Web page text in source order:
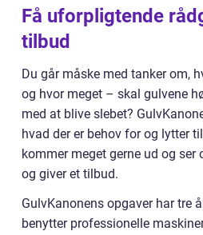
Få uforpligtende
tilbud
Du går måske med tanker om,
og hvor meget – skal gulvene
med at blive slebet?
hvad der er behov for og lytter
kommer meget gerne ud og ser
og giver et tilbud.
GulvKanonens opgaver har tre
benytter professionelle